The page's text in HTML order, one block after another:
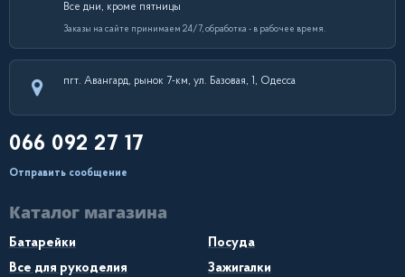
Все дни, кроме пятницы
Заказы на сайте принимаем 24/7, обработка - в рабочее время.
пгт. Авангард, рынок 7-км, ул. Базовая, 1, Одесса
066 092 27 17
Отправить сообщение
Каталог магазина
Батарейки
Посуда
Все для рукоделия
Зажигалки